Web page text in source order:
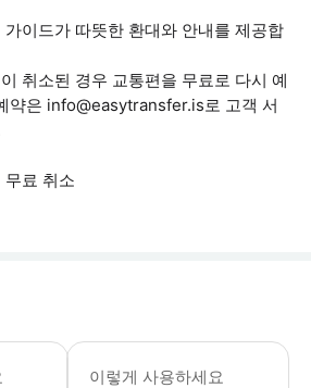
이드가 따뜻한 환대와 안내를 제공합
취소된 경우 교통편을 무료로 다시 예
약은 info@easytransfer.is로 고객 서
료 취소
지참물: - 블루 라군용 수영복(현장
이렇게 사용하세요